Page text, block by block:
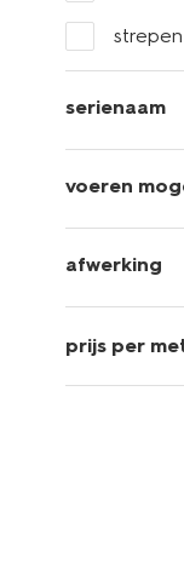
strepen
serienaam
voeren
afwerking
prijs per